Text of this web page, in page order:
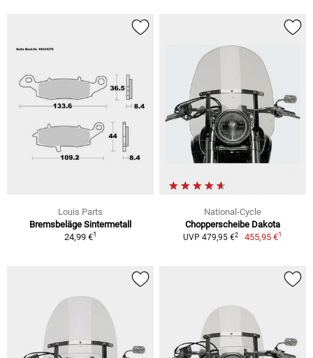
Louis Parts
Bremsbeläge Sintermetall
24,99 €1
National-Cycle
Chopperscheibe Dakota
UVP 479,95 €2 455,95 €1